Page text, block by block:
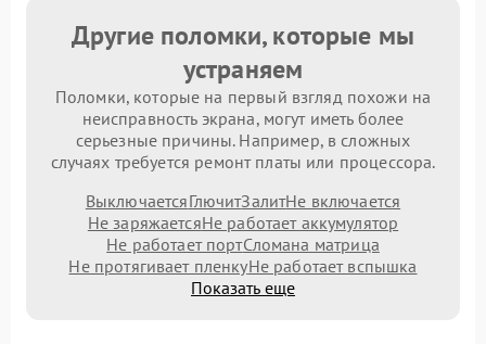
Другие поломки, которые мы
устраняем
Поломки, которые на первый взгляд похожи на
неисправность экрана, могут иметь более
серьезные причины. Например, в сложных
случаях требуется ремонт платы или процессора.
ВыключаетсяГлючитЗалитНе включается
Не заряжаетсяНе работает аккумулятор
Не работает портСломана матрица
Не протягивает пленкуНе работает вспышка
Показать еще